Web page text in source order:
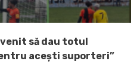
venit să dau totul
acești suporteri”